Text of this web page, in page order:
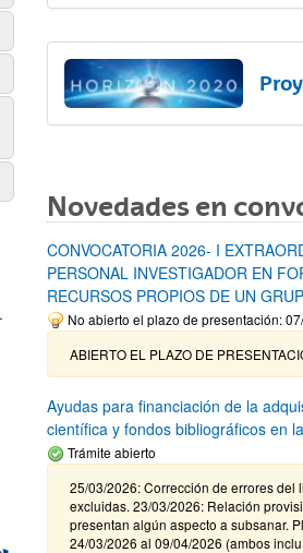
Novedades en
CONVOCATORIA 2026- I
PERSONAL INVESTIGADOR EN
RECURSOS PROPIOS DE UN
No abierto el plazo de presentación:
ABIERTO EL PLAZO DE
Ayudas para financiación de la
científica y fondos bibliográficos en
Trámite abierto
25/03/2026: Corrección de errores
excluidas. 23/03/2026: Relación
presentan algún aspecto a subsanar.
24/03/2026 al 09/04/2026 (ambos